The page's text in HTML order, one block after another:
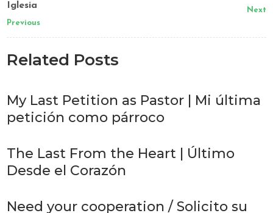
Iglesia
Previous
Next
Related Posts
My Last Petition as Pastor | Mi última
petición como párroco
The Last From the Heart | Último
Desde el Corazón
Need your cooperation / Solicito su